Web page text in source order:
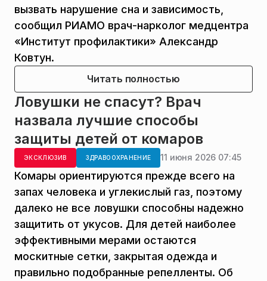
вызвать нарушение сна и зависимость,
сообщил РИАМО врач-нарколог медцентра
«Институт профилактики» Александр
Ковтун.
Читать полностью
Ловушки не спасут? Врач
назвала лучшие способы
защиты детей от комаров
ЭКСКЛЮЗИВ ЗДРАВООХРАНЕНИЕ 11 июня 2026 07:45
Комары ориентируются прежде всего на
запах человека и углекислый газ, поэтому
далеко не все ловушки способны надежно
защитить от укусов. Для детей наиболее
эффективными мерами остаются
москитные сетки, закрытая одежда и
правильно подобранные репелленты. Об